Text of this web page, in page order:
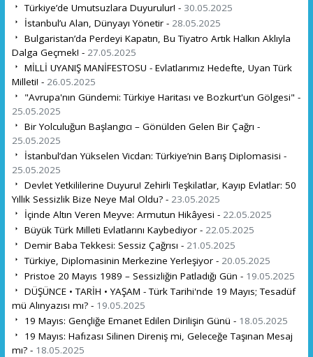
Türkiye’de Umutsuzlara Duyurulur! - 30.05.2025
İstanbul’u Alan, Dünyayı Yönetir - 28.05.2025
Bulgaristan’da Perdeyi Kapatın, Bu Tiyatro Artık Halkın Aklıyla
Dalga Geçmek! - 27.05.2025
MİLLİ UYANIŞ MANİFESTOSU - Evlatlarımız Hedefte, Uyan Türk
Milleti! - 26.05.2025
"Avrupa'nın Gündemi: Türkiye Haritası ve Bozkurt'un Gölgesi" -
25.05.2025
Bir Yolculuğun Başlangıcı – Gönülden Gelen Bir Çağrı -
25.05.2025
İstanbul’dan Yükselen Vicdan: Türkiye’nin Barış Diplomasisi -
25.05.2025
Devlet Yetkililerine Duyuru! Zehirli Teşkilatlar, Kayıp Evlatlar: 50
Yıllık Sessizlik Bize Neye Mal Oldu? - 23.05.2025
İçinde Altın Veren Meyve: Armutun Hikâyesi - 22.05.2025
Büyük Türk Milleti Evlatlarını Kaybediyor - 22.05.2025
Demir Baba Tekkesi: Sessiz Çağrısı - 21.05.2025
Türkiye, Diplomasinin Merkezine Yerleşiyor - 20.05.2025
Pristoe 20 Mayıs 1989 – Sessizliğin Patladığı Gün - 19.05.2025
DÜŞÜNCE • TARİH • YAŞAM - Türk Tarihi'nde 19 Mayıs; Tesadüf
mü Alınyazısı mı? - 19.05.2025
19 Mayıs: Gençliğe Emanet Edilen Dirilişin Günü - 18.05.2025
19 Mayıs: Hafızası Silinen Direniş mi, Geleceğe Taşınan Mesaj
mı? - 18.05.2025